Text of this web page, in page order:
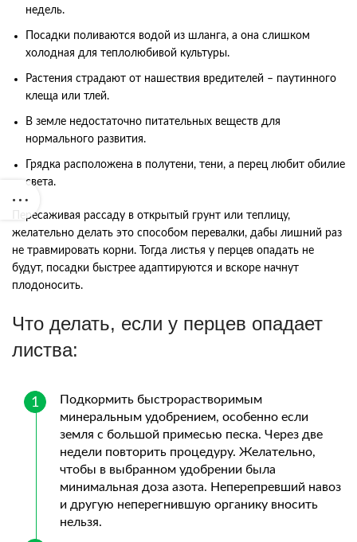
недель.
Посадки поливаются водой из шланга, а она слишком
холодная для теплолюбивой культуры.
Растения страдают от нашествия вредителей – паутинного
клеща или тлей.
В земле недостаточно питательных веществ для
нормального развития.
Грядка расположена в полутени, тени, а перец любит обилие
света.
Пересаживая рассаду в открытый грунт или теплицу,
желательно делать это способом перевалки, дабы лишний раз
не травмировать корни. Тогда листья у перцев опадать не
будут, посадки быстрее адаптируются и вскоре начнут
плодоносить.
Что делать, если у перцев опадает
листва:
Подкормить быстрорастворимым
минеральным удобрением, особенно если
земля с большой примесью песка. Через две
недели повторить процедуру. Желательно,
чтобы в выбранном удобрении была
минимальная доза азота. Неперепревший навоз
и другую неперегнившую органику вносить
нельзя.